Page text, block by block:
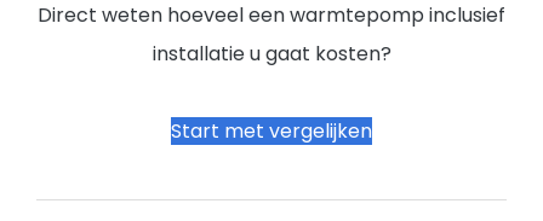
Direct weten hoeveel een warmtepomp inclusief
installatie u gaat kosten?
Start met vergelijken